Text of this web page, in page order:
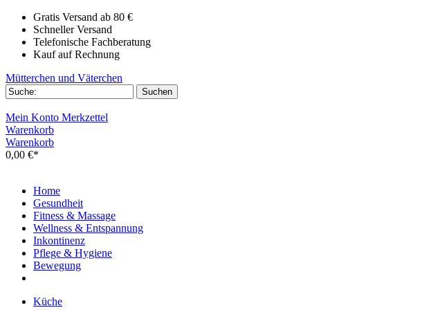
Gratis Versand ab 80 €
Schneller Versand
Telefonische Fachberatung
Kauf auf Rechnung
Mütterchen und Väterchen
Mein Konto Merkzettel
Warenkorb
Warenkorb
0,00 €*
Home
Gesundheit
Fitness & Massage
Wellness & Entspannung
Inkontinenz
Pflege & Hygiene
Bewegung
Küche